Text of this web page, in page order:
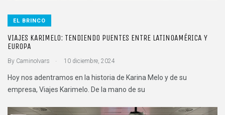
EL BRINCO
VIAJES KARIMELO: TENDIENDO PUENTES ENTRE LATINOAMÉRICA Y
EUROPA
By CaminoIvars 10 diciembre, 2024
Hoy nos adentramos en la historia de Karina Melo y de su
empresa, Viajes Karimelo. De la mano de su